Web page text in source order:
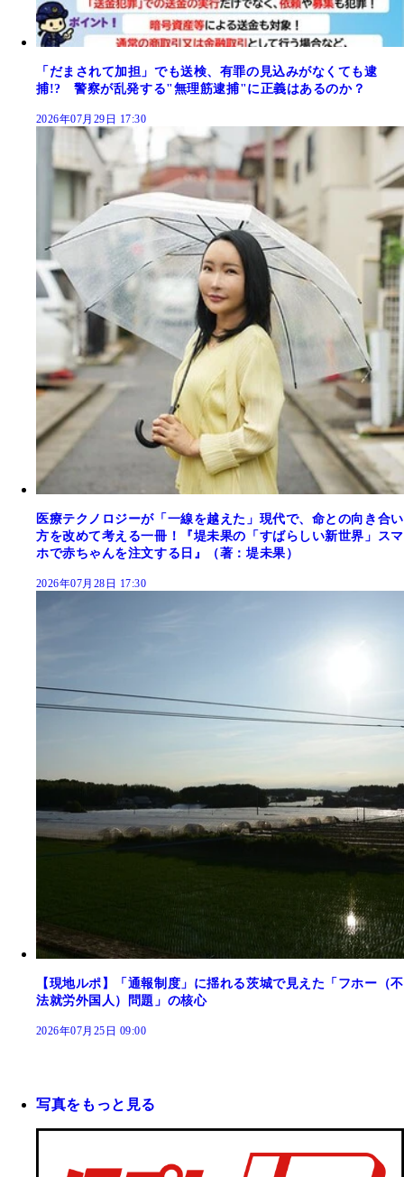
「だまされて加担」でも送検、有罪の見込みがなくても逮
捕!? 警察が乱発する"無理筋逮捕"に正義はあるのか？
2026年07月29日 17:30
医療テクノロジーが「一線を越えた」現代で、命との向き合い
方を改めて考える一冊！『堤未果の「すばらしい新世界」スマ
ホで赤ちゃんを注文する日』（著：堤未果）
2026年07月28日 17:30
【現地ルポ】「通報制度」に揺れる茨城で見えた「フホー（不
法就労外国人）問題」の核心
2026年07月25日 09:00
写真をもっと見る